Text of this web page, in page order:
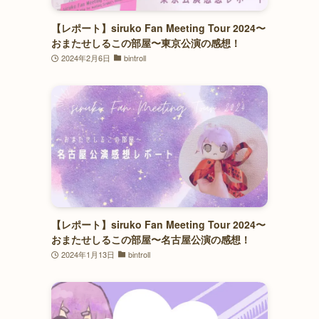
【レポート】siruko Fan Meeting Tour 2024〜
おまたせしるこの部屋〜東京公演の感想！
2024年2月6日 bintroll
【レポート】siruko Fan Meeting Tour 2024〜
おまたせしるこの部屋〜名古屋公演の感想！
2024年1月13日 bintroll